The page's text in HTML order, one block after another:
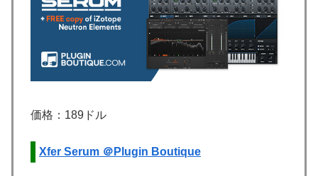
価格：189ドル
Xfer Serum ＠Plugin Boutique